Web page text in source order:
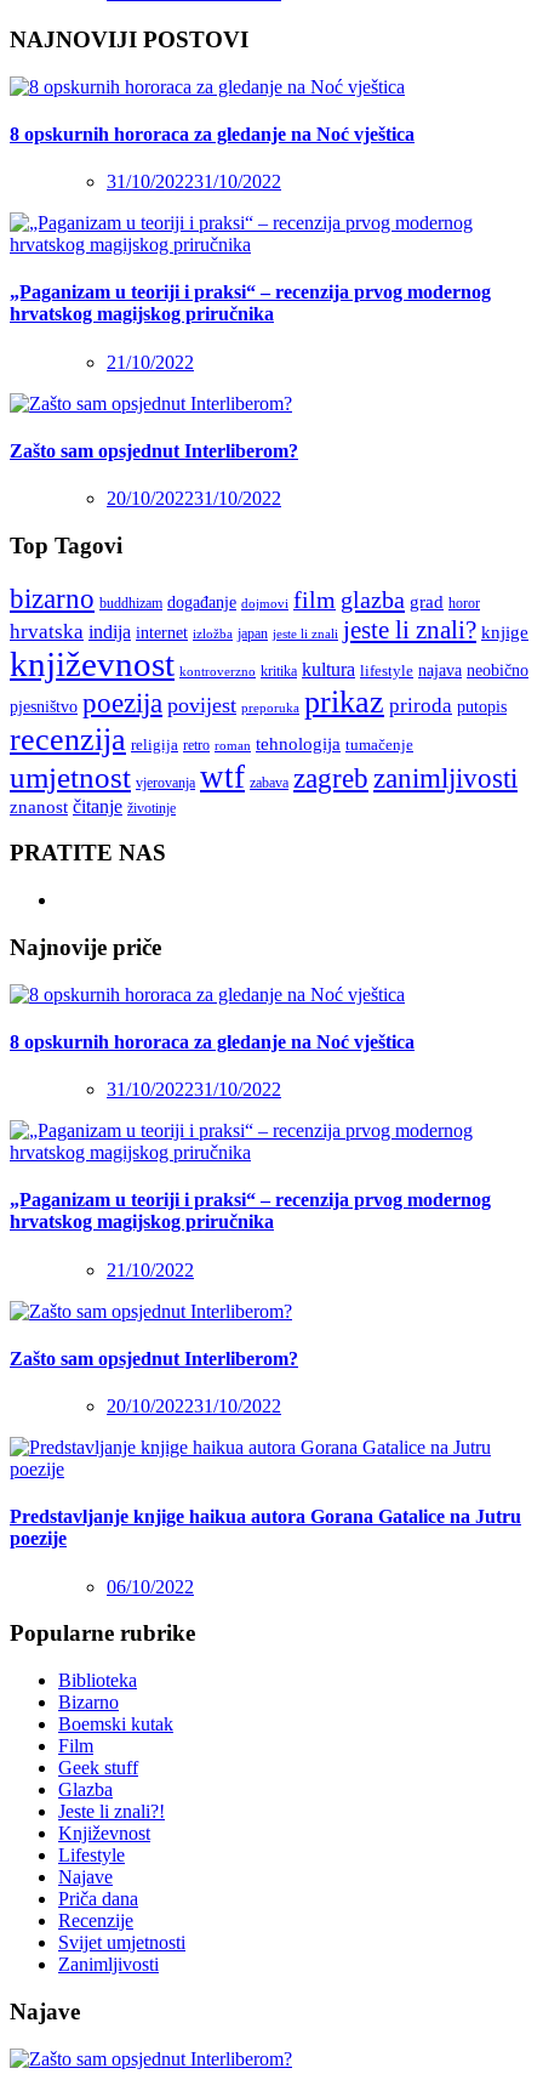
NAJNOVIJI POSTOVI
8 opskurnih hororaca za gledanje na Noć vještica
31/10/202231/10/2022
„Paganizam u teoriji i praksi“ – recenzija prvog modernog
hrvatskog magijskog priručnika
21/10/2022
Zašto sam opsjednut Interliberom?
20/10/202231/10/2022
Top Tagovi
bizarno buddhizam događanje dojmovi film glazba grad horor
hrvatska indija internet izložba japan jeste li znali jeste li znali? knjige
književnost kontroverzno kritika kultura lifestyle najava neobično
pjesništvo poezija povijest preporuka prikaz priroda putopis
recenzija religija retro roman tehnologija tumačenje
umjetnost vjerovanja wtf zabava zagreb zanimljivosti
znanost čitanje životinje
PRATITE NAS
Najnovije priče
8 opskurnih hororaca za gledanje na Noć vještica
31/10/202231/10/2022
„Paganizam u teoriji i praksi“ – recenzija prvog modernog
hrvatskog magijskog priručnika
21/10/2022
Zašto sam opsjednut Interliberom?
20/10/202231/10/2022
Predstavljanje knjige haikua autora Gorana Gatalice na Jutru
poezije
06/10/2022
Popularne rubrike
Biblioteka
Bizarno
Boemski kutak
Film
Geek stuff
Glazba
Jeste li znali?!
Književnost
Lifestyle
Najave
Priča dana
Recenzije
Svijet umjetnosti
Zanimljivosti
Najave